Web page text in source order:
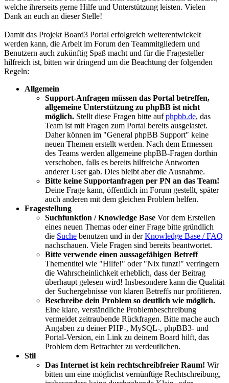
welche ihrerseits gerne Hilfe und Unterstützung leisten. Vielen
Dank an euch an dieser Stelle!
Damit das Projekt Board3 Portal erfolgreich weiterentwickelt
werden kann, die Arbeit im Forum den Teammitgliedern und
Benutzern auch zukünftig Spaß macht und für die Fragesteller
hilfreich ist, bitten wir dringend um die Beachtung der folgenden
Regeln:
Allgemein
Support-Anfragen müssen das Portal betreffen,
allgemeine Unterstützung zu phpBB ist nicht
möglich. Stellt diese Fragen bitte aufphpbb.de, das
Team ist mit Fragen zum Portal bereits ausgelastet.
Daher können im "General phpBB Support" keine
neuen Themen erstellt werden. Nach dem Ermessen
des Teams werden allgemeine phpBB-Fragen dorthin
verschoben, falls es bereits hilfreiche Antworten
anderer User gab. Dies bleibt aber die Ausnahme.
Bitte keine Supportanfragen per PN an das Team!
Deine Frage kann, öffentlich im Forum gestellt, später
auch anderen mit dem gleichen Problem helfen.
Fragestellung
Suchfunktion / Knowledge Base Vor dem Erstellen
eines neuen Themas oder einer Frage bitte gründlich
die Suche benutzen und in derKnowledge Base / FAQ
nachschauen. Viele Fragen sind bereits beantwortet.
Bitte verwende einen aussagefähigen Betreff
Thementitel wie "Hilfe!" oder "Nix funzt!" verringern
die Wahrscheinlichkeit erheblich, dass der Beitrag
überhaupt gelesen wird! Insbesondere kann die Qualität
der Suchergebnisse von klaren Betreffs nur profitieren.
Beschreibe dein Problem so deutlich wie möglich.
Eine klare, verständliche Problembeschreibung
vermeidet zeitraubende Rückfragen. Bitte mache auch
Angaben zu deiner PHP-, MySQL-, phpBB3- und
Portal-Version, ein Link zu deinem Board hilft, das
Problem dem Betrachter zu verdeutlichen.
Stil
Das Internet ist kein rechtschreibfreier Raum! Wir
bitten um eine möglichst vernünftige Rechtschreibung,